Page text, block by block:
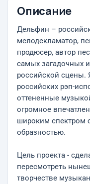
Описание
Дельфин –
мелодекламатор,
продюсер, автор
самых загадочных
российской сцены.
российских рэп-
оттененные
огромное
широким спектром
образностью.
Цель проекта -
пересмотреть
творчестве